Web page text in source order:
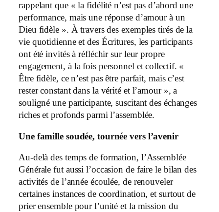
rappelant que « la fidélité n’est pas d’abord une
performance, mais une réponse d’amour à un
Dieu fidèle ». À travers des exemples tirés de la
vie quotidienne et des Écritures, les participants
ont été invités à réfléchir sur leur propre
engagement, à la fois personnel et collectif. «
Être fidèle, ce n’est pas être parfait, mais c’est
rester constant dans la vérité et l’amour », a
souligné une participante, suscitant des échanges
riches et profonds parmi l’assemblée.
Une famille soudée, tournée vers l’avenir
Au-delà des temps de formation, l’Assemblée
Générale fut aussi l’occasion de faire le bilan des
activités de l’année écoulée, de renouveler
certaines instances de coordination, et surtout de
prier ensemble pour l’unité et la mission du